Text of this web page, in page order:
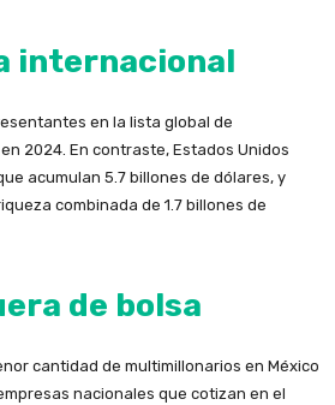
internacional
en la lista global de
2024. En contraste, Estados Unidos
acumulan 5.7 billones de dólares, y
combinada de 1.7 billones de
de bolsa
cantidad de multimillonarios en México
nacionales que cotizan en el